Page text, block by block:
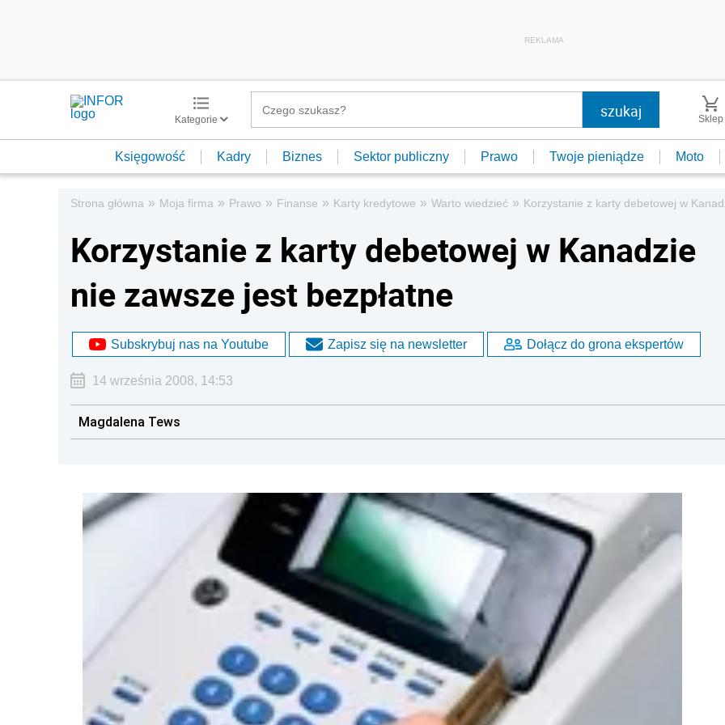
REKLAMA
Kategorie Sklep
Księgowość Kadry Biznes Sektor publiczny Prawo Twoje pieniądze Moto
Strona główna » Moja firma » Prawo » Finanse » Karty kredytowe » Warto wiedzieć » Korzystanie z karty debetowej w
Korzystanie z karty debetowej w Kanadzie
nie zawsze jest bezpłatne
Subskrybuj nas na Youtube Zapisz się na newsletter Dołącz do grona ekspertów
14 września 2008, 14:53
Magdalena Tews